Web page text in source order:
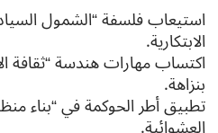
استيعاب فلسفة “الشمول
الابتكارية.
اكتساب مهارات هندسة “ثقافة
بنزاهة.
تطبيق أطر الحوكمة في “بناء